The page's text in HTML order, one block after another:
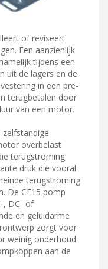
of reviseert
Een aanzienlijk
tijdens een
uit de lagers en de
in een pre-
terugbetalen door
van een motor.
overbelast
terugstroming
druk die vooral
terugstroming
De CF15 pomp
, DC- of
en geluidarme
zorgt voor
weinig onderhoud
aan de